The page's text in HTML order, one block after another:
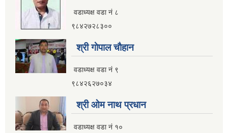
वडाध्यक्ष वडा नं ८
९८४२७२८३००
श्री गाेपाल चाैहान
वडाध्यक्ष वडा नं ९
९८४२६२७०३४
श्री ओम नाथ प्रधान
वडाध्यक्ष वडा नं १०